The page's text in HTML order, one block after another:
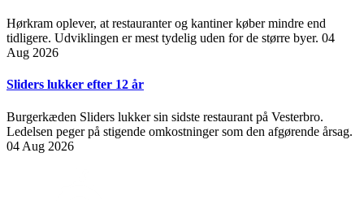
Hørkram oplever, at restauranter og kantiner køber mindre end
tidligere. Udviklingen er mest tydelig uden for de større byer. 04
Aug 2026
Sliders lukker efter 12 år
Burgerkæden Sliders lukker sin sidste restaurant på Vesterbro.
Ledelsen peger på stigende omkostninger som den afgørende årsag.
04 Aug 2026